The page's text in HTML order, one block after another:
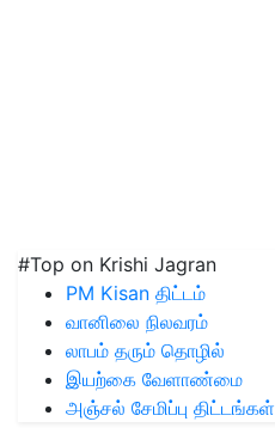
#Top on Krishi Jagran
PM Kisan திட்டம்
வானிலை நிலவரம்
லாபம் தரும் தொழில்
இயற்கை வேளாண்மை
அஞ்சல் சேமிப்பு திட்டங்கள்